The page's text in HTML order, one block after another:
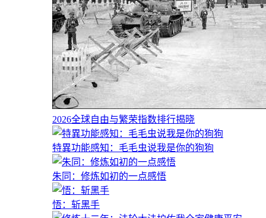
2026全球自由与繁荣指数排行揭晓
特異功能感知：毛毛虫说我是你的狗狗
朱同：修炼如初的一点感悟
悟：斩黑手